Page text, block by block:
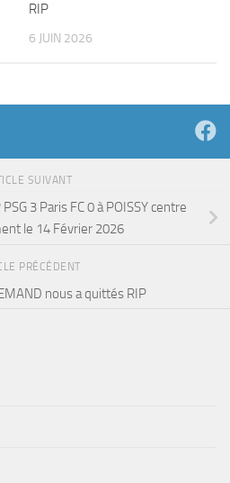
RIP
6 JUIN 2026
SUIVANT
3 Paris FC 0 à POISSY centre
le 14 Février 2026
PRÉCÉDENT
nous a quittés RIP